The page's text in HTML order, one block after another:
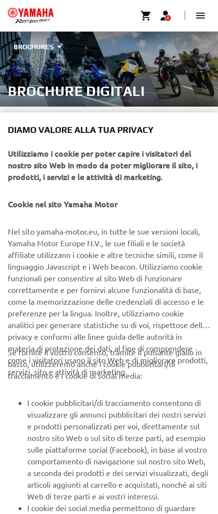
BROCHURES
BROCHURE DIGITALI
SCARICA QUI LE
DELLA GAMMA MOTO E
SCOOTER 2026
MAGGIORI INFORMAZIONI
DIAMO VALORE ALLA TUA PRIVACY
Utilizziamo i cookie per poter capire i visitatori del
nostro sito Web in modo da poter migliorare il sito, i
prodotti, i servizi e le attività di marketing.
Cookie nel sito Yamaha Motor
Nel sito yamaha-motor.eu, in tutte le sue versioni locali,
Yamaha Motor Europe N.V., le sue filiali e le società
affiliate utilizzano i cookie e altre tecniche simili, come il
linguaggio Javascript e i Web beacon. Utilizziamo cookie
funzionali per consentire al sito Web di funzionare
correttamente e per fornirvi alcune funzionalità di base,
come la memorizzazione delle credenziali di accesso e le
preferenze per la lingua. Inoltre, utilizziamo cookie
analitici per generare statistiche su di voi, rispettose della
privacy e conformi alle linee guida delle autorità in
materia di protezione dei dati, al fine di comprendere
come i visitatori usano il sito Web e di migliorare prodotti,
servizi, sito e attività di marketing.
Se fornite il vostro consenso, tramite il pulsante giallo in
basso, utilizzeremo anche i cookie pubblicitari/di
tracciamento e i cookie di social media:
I cookie pubblicitari/di tracciamento consentono di
visualizzare gli annunci pubblicitari dei nostri servizi
e prodotti personalizzati per voi, direttamente sul
nostro sito Web o sul sito di terze parti, ad esempio
sulle piattaforme social (Facebook), in base al vostro
comportamento di navigazione sul nostro sito Web,
a seconda dei prodotti e dei servizi visualizzati, degli
articoli aggiunti al carrello e acquistati, nonché ai siti
Web di terze parti e ai vostri interessi.
I cookie dei social media permettono di guardare